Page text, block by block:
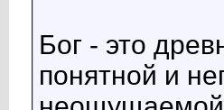
Бог - это
понятной и